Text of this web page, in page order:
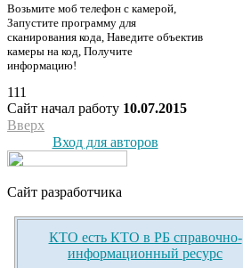
Возьмите моб телефон с камерой,
Запустите программу для
сканирования кода, Наведите объектив
камеры на код, Получите
информацию!
111
Сайт начал работу 10.07.2015
Вверх
Вход для авторов
Сайт разработчика
КТО есть КТО в РБ справочно-
информационный ресурс